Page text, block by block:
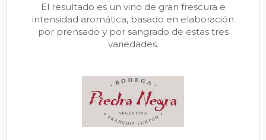
El resultado es un vino de gran frescura e
intensidad aromática, basado en elaboración
por prensado y por sangrado de estas tres
variedades.